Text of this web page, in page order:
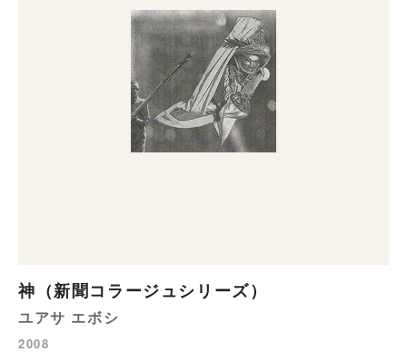
神（新聞コラージュシリーズ）
ユアサ エボシ
2008